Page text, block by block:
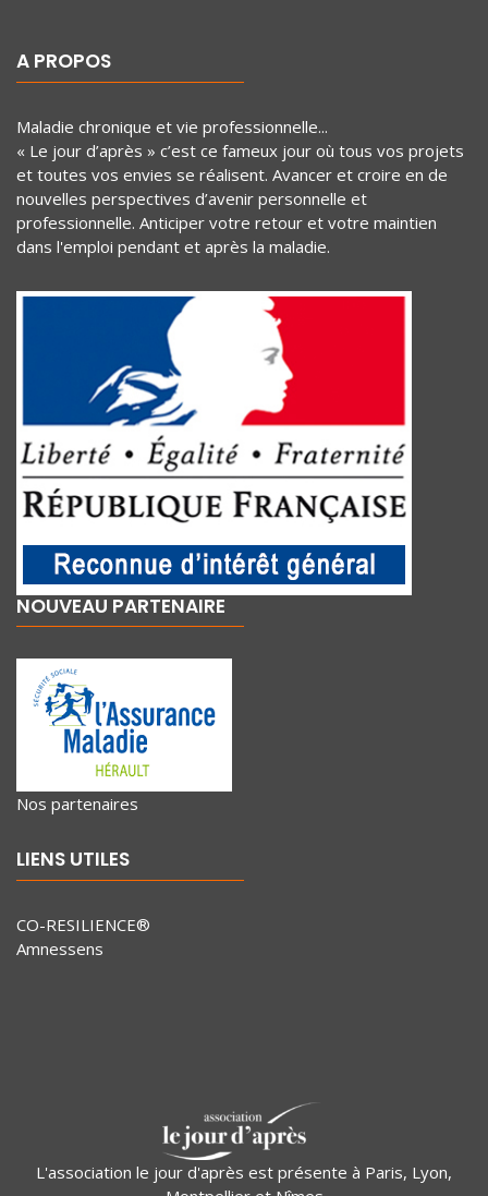
A PROPOS
Maladie chronique et vie professionnelle...
« Le jour d’après » c’est ce fameux jour où tous vos projets
et toutes vos envies se réalisent. Avancer et croire en de
nouvelles perspectives d’avenir personnelle et
professionnelle. Anticiper votre retour et votre maintien
dans l'emploi pendant et après la maladie.
NOUVEAU PARTENAIRE
Nos partenaires
LIENS UTILES
CO-RESILIENCE®
Amnessens
L'association le jour d'après est présente à Paris, Lyon,